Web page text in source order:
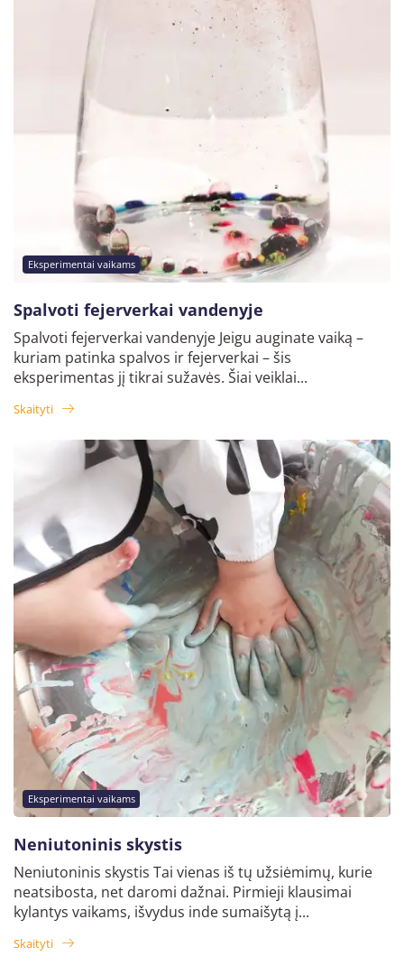
Eksperimentai vaikams
Spalvoti fejerverkai vandenyje
Spalvoti fejerverkai vandenyje Jeigu auginate vaiką –
kuriam patinka spalvos ir fejerverkai – šis
eksperimentas jį tikrai sužavės. Šiai veiklai...
Skaityti
Eksperimentai vaikams
Neniutoninis skystis
Neniutoninis skystis Tai vienas iš tų užsiėmimų, kurie
neatsibosta, net daromi dažnai. Pirmieji klausimai
kylantys vaikams, išvydus inde sumaišytą į...
Skaityti